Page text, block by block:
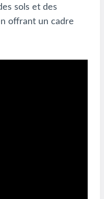
sols et des
offrant un cadre